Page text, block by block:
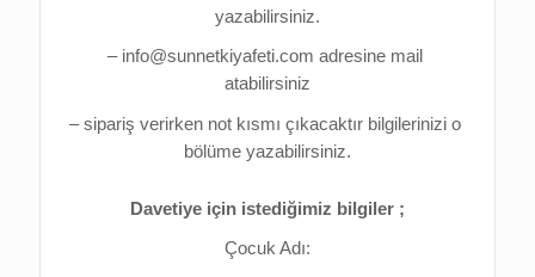
yazabilirsiniz.
– info@sunnetkiyafeti.com adresine mail
atabilirsiniz
– sipariş verirken not kısmı çıkacaktır bilgilerinizi o
bölüme yazabilirsiniz.
Davetiye için istediğimiz bilgiler ;
Çocuk Adı: